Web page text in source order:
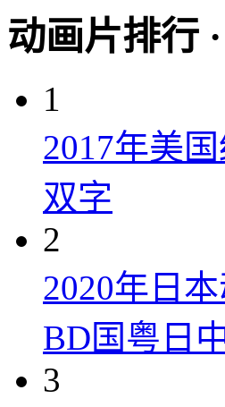
动画片排行
1
2017年美
双字
2
2020年日
BD国粤日
3